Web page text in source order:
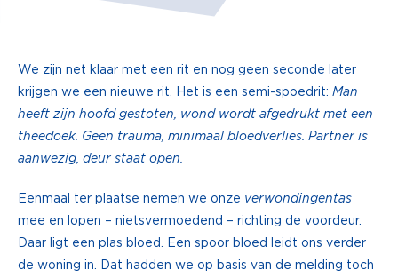
We zijn net klaar met een rit en nog geen seconde later
krijgen we een nieuwe rit. Het is een semi-spoedrit: Man
heeft zijn hoofd gestoten, wond wordt afgedrukt met een
theedoek. Geen trauma, minimaal bloedverlies. Partner is
aanwezig, deur staat open.
Eenmaal ter plaatse nemen we onze verwondingentas
mee en lopen – nietsvermoedend – richting de voordeur.
Daar ligt een plas bloed. Een spoor bloed leidt ons verder
de woning in. Dat hadden we op basis van de melding toch